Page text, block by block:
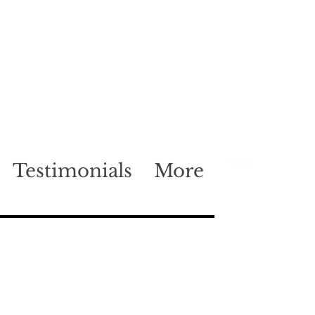
Testimonials More